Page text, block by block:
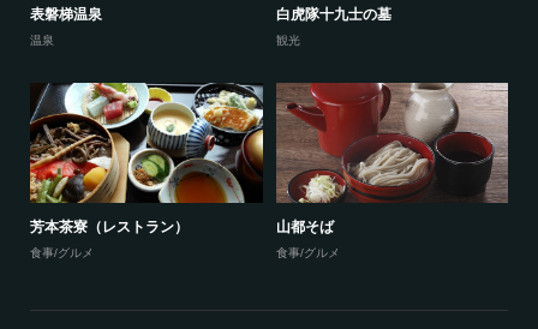
表磐梯温泉
温泉
白虎隊十九士の墓
観光
芳本茶寮（レストラン）
食事/グルメ
山都そば
食事/グルメ